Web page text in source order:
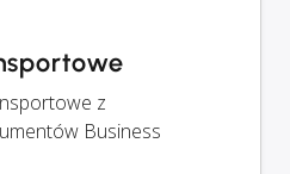
z
Business